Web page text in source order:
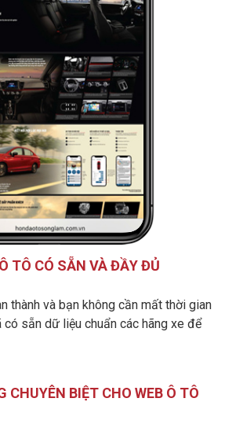
TÔ CÓ SẴN VÀ ĐẦY ĐỦ
thành và bạn không cần mất thời gian
sẵn dữ liệu chuẩn các hãng xe để
CHUYÊN BIỆT CHO WEB Ô TÔ